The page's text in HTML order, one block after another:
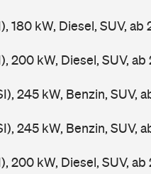
180 kW, Diesel, SUV, ab
200 kW, Diesel, SUV, ab
245 kW, Benzin, SUV,
245 kW, Benzin, SUV,
200 kW, Diesel, SUV, ab